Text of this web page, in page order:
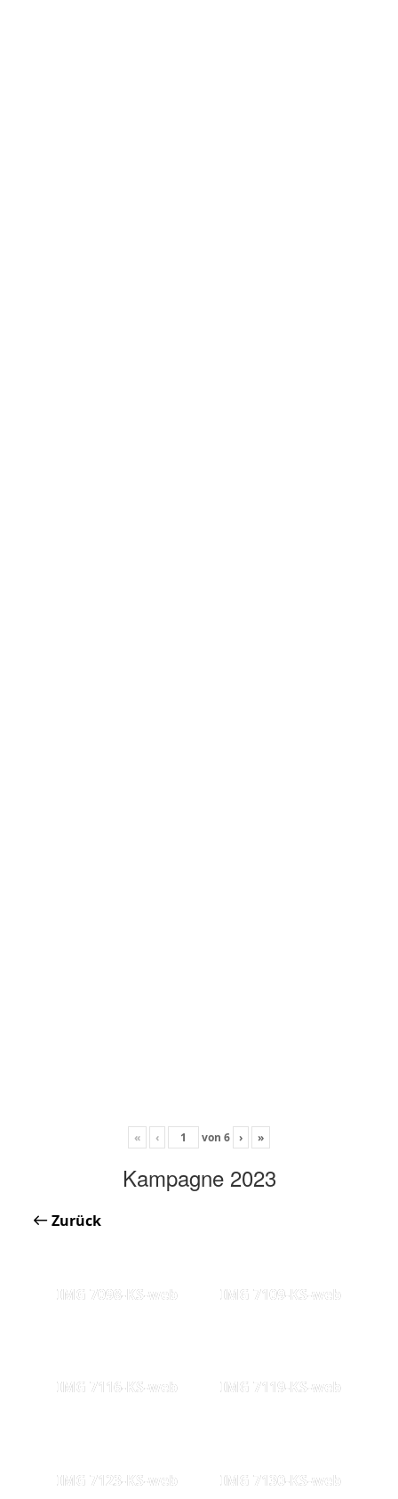
« ‹ von 6 › »
Kampagne 2023
Zurück
IMG 7098-KS-web IMG 7109-KS-web
IMG 7116-KS-web IMG 7119-KS-web
IMG 7123-KS-web IMG 7130-KS-web